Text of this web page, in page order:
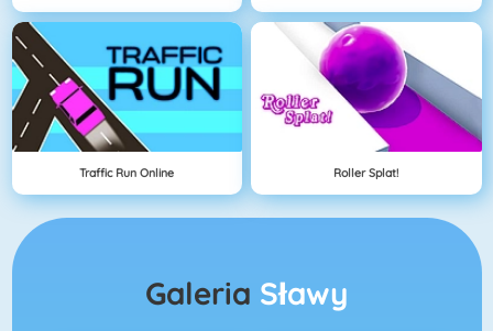
Traffic Run Online Roller Splat!
Galeria Sławy